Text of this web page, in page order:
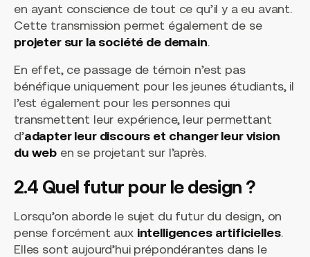
en ayant conscience de tout ce qu’il y a eu avant.
Cette transmission permet également de se
projeter sur la société de demain.
En effet, ce passage de témoin n’est pas
bénéfique uniquement pour les jeunes étudiants, il
l’est également pour les personnes qui
transmettent leur expérience, leur permettant
d’adapter leur discours et changer leur vision
du web en se projetant sur l’après.
2.4 Quel futur pour le design ?
Lorsqu’on aborde le sujet du futur du design, on
pense forcément aux intelligences artificielles.
Elles sont aujourd’hui prépondérantes dans le